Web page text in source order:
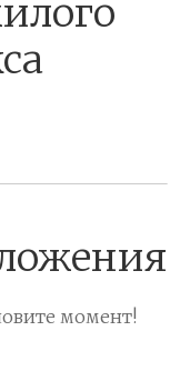
момент!